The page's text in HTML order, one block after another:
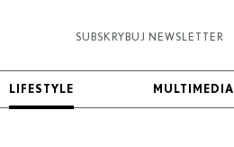
LIFESTYLE MULTIMEDIA
SUBSKRYBUJ NEWSLETTER
LIFESTYLE MULTIMEDIA